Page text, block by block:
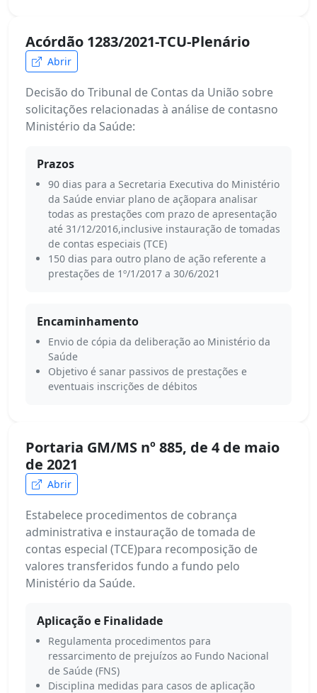
Acórdão 1283/2021-TCU-Plenário
Abrir
Decisão do Tribunal de Contas da União sobre
solicitações relacionadas à análise de contasno
Ministério da Saúde:
Prazos
90 dias para a Secretaria Executiva do Ministério
da Saúde enviar plano de açãopara analisar
todas as prestações com prazo de apresentação
até 31/12/2016,inclusive instauração de tomadas
de contas especiais (TCE)
150 dias para outro plano de ação referente a
prestações de 1º/1/2017 a 30/6/2021
Encaminhamento
Envio de cópia da deliberação ao Ministério da
Saúde
Objetivo é sanar passivos de prestações e
eventuais inscrições de débitos
Portaria GM/MS nº 885, de 4 de maio
de 2021
Abrir
Estabelece procedimentos de cobrança
administrativa e instauração de tomada de
contas especial (TCE)para recomposição de
valores transferidos fundo a fundo pelo
Ministério da Saúde.
Aplicação e Finalidade
Regulamenta procedimentos para
ressarcimento de prejuízos ao Fundo Nacional
de Saúde (FNS)
Disciplina medidas para casos de aplicação